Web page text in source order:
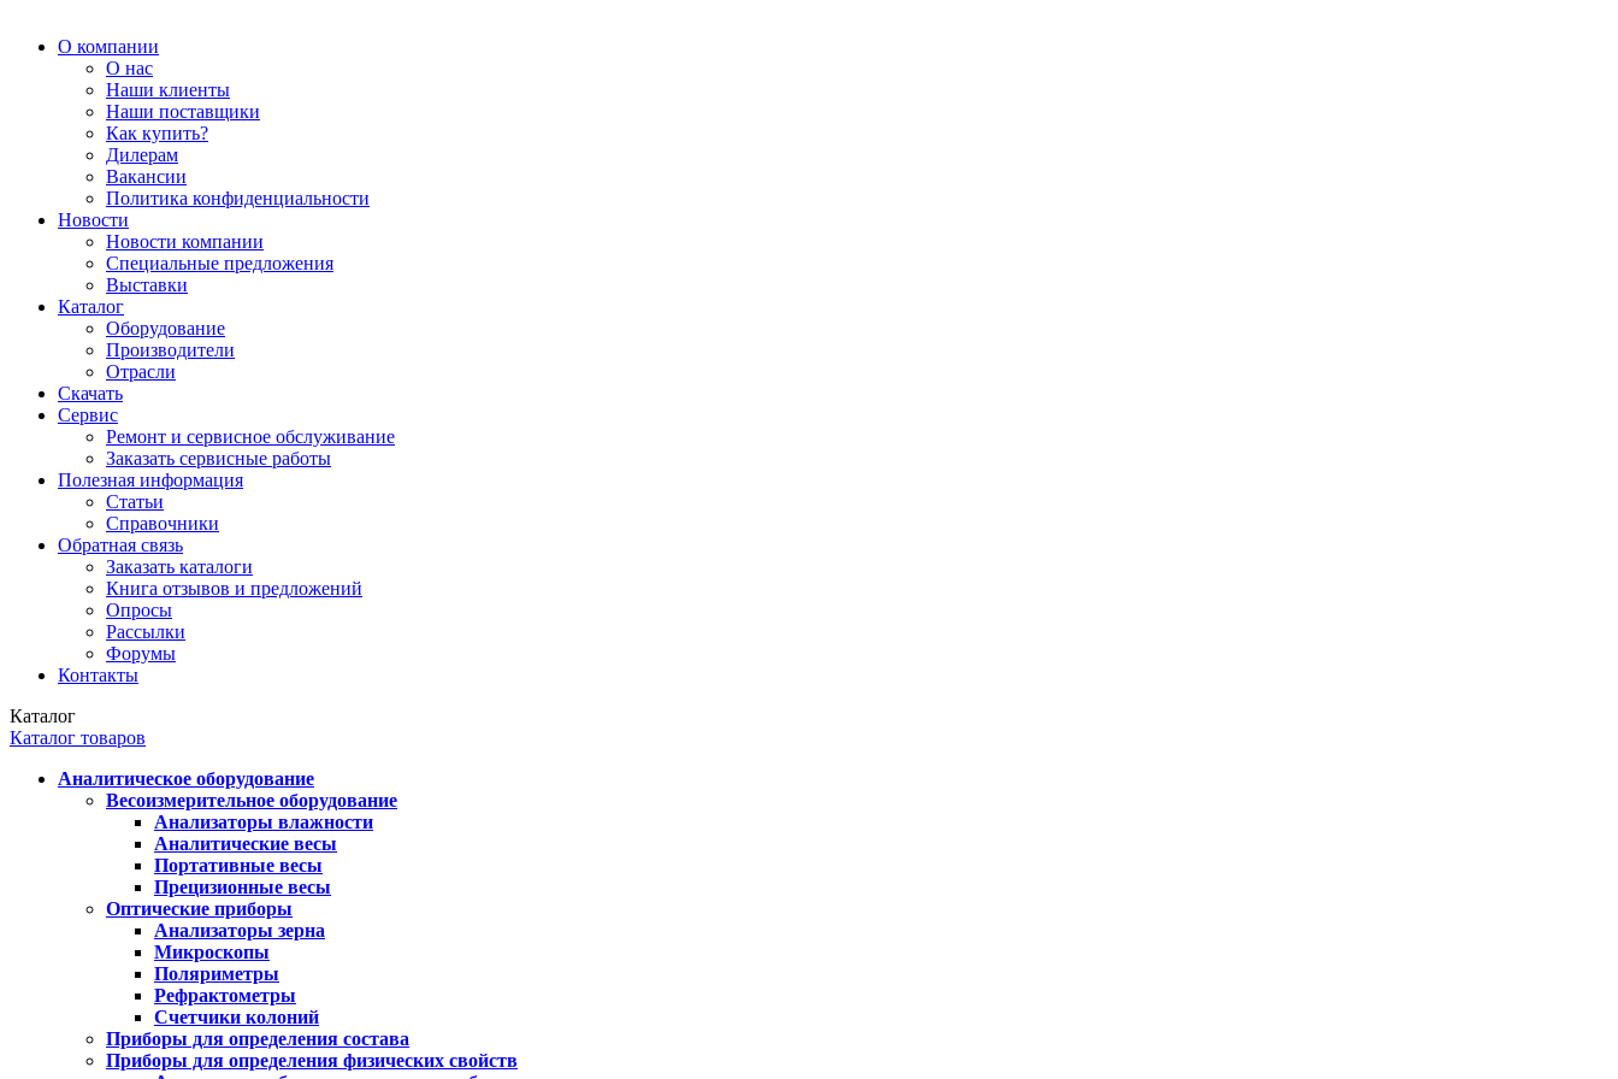
О компании
О нас
Наши клиенты
Наши поставщики
Как купить?
Дилерам
Вакансии
Политика конфиденциальности
Новости
Новости компании
Специальные предложения
Выставки
Каталог
Оборудование
Производители
Отрасли
Скачать
Сервис
Ремонт и сервисное обслуживание
Заказать сервисные работы
Полезная информация
Статьи
Справочники
Обратная связь
Заказать каталоги
Книга отзывов и предложений
Опросы
Рассылки
Форумы
Контакты
Каталог
Каталог товаров
Аналитическое оборудование
Весоизмерительное оборудование
Анализаторы влажности
Аналитические весы
Портативные весы
Прецизионные весы
Оптические приборы
Анализаторы зерна
Микроскопы
Поляриметры
Рефрактометры
Счетчики колоний
Приборы для определения состава
Приборы для определения физических свойств